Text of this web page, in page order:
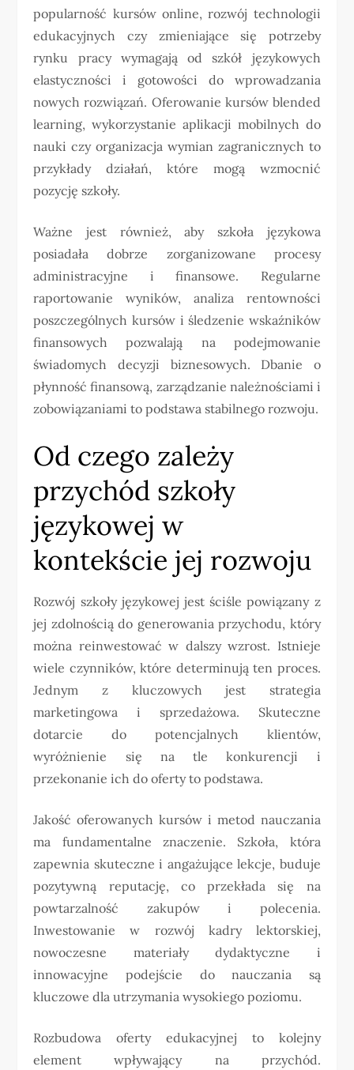
popularność kursów online, rozwój technologii
edukacyjnych czy zmieniające się potrzeby
rynku pracy wymagają od szkół językowych
elastyczności i gotowości do wprowadzania
nowych rozwiązań. Oferowanie kursów blended
learning, wykorzystanie aplikacji mobilnych do
nauki czy organizacja wymian zagranicznych to
przykłady działań, które mogą wzmocnić
pozycję szkoły.
Ważne jest również, aby szkoła językowa
posiadała dobrze zorganizowane procesy
administracyjne i finansowe. Regularne
raportowanie wyników, analiza rentowności
poszczególnych kursów i śledzenie wskaźników
finansowych pozwalają na podejmowanie
świadomych decyzji biznesowych. Dbanie o
płynność finansową, zarządzanie należnościami i
zobowiązaniami to podstawa stabilnego rozwoju.
Od czego zależy
przychód szkoły
językowej w
kontekście jej rozwoju
Rozwój szkoły językowej jest ściśle powiązany z
jej zdolnością do generowania przychodu, który
można reinwestować w dalszy wzrost. Istnieje
wiele czynników, które determinują ten proces.
Jednym z kluczowych jest strategia
marketingowa i sprzedażowa. Skuteczne
dotarcie do potencjalnych klientów,
wyróżnienie się na tle konkurencji i
przekonanie ich do oferty to podstawa.
Jakość oferowanych kursów i metod nauczania
ma fundamentalne znaczenie. Szkoła, która
zapewnia skuteczne i angażujące lekcje, buduje
pozytywną reputację, co przekłada się na
powtarzalność zakupów i polecenia.
Inwestowanie w rozwój kadry lektorskiej,
nowoczesne materiały dydaktyczne i
innowacyjne podejście do nauczania są
kluczowe dla utrzymania wysokiego poziomu.
Rozbudowa oferty edukacyjnej to kolejny
element wpływający na przychód.